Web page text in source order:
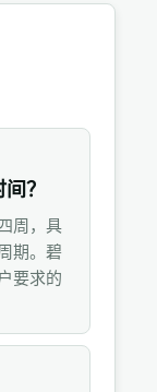
？
周，具
期。碧
要求的